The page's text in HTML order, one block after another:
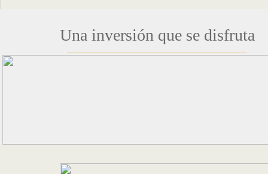
Una inversión que se disfruta